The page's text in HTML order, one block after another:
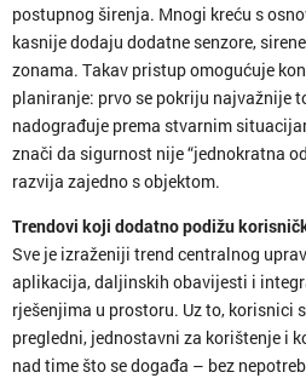
postupnog širenja. Mnogi kreću s
kasnije dodaju dodatne senzore,
zonama. Takav pristup omogućuje
planiranje: prvo se pokriju najvažnije
nadograđuje prema stvarnim
znači da sigurnost nije “jednokratna
razvija zajedno s objektom.
Trendovi koji dodatno podižu
Sve je izraženiji trend centralnog
aplikacija, daljinskih obavijesti i
rješenjima u prostoru. Uz to, korisnici
pregledni, jednostavni za korištenje i
nad time što se događa – bez